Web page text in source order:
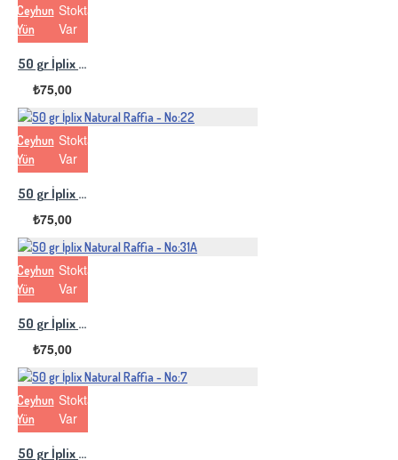
Ceyhun
Yün
Stokta
Var
50 gr İplix Natural Raffia - No:45
₺75,00
Ceyhun
Yün
Stokta
Var
50 gr İplix Natural Raffia - No:22
₺75,00
Ceyhun
Yün
Stokta
Var
50 gr İplix Natural Raffia - No:31A
₺75,00
Ceyhun
Yün
Stokta
Var
50 gr İplix Natural Raffia - No:7